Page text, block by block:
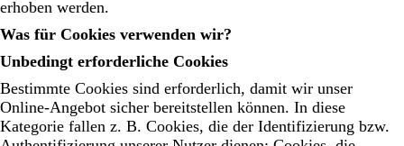
erhoben werden.
Was für Cookies verwenden wir?
Unbedingt erforderliche Cookies
Bestimmte Cookies sind erforderlich, damit wir unser
Online-Angebot sicher bereitstellen können. In diese
Kategorie fallen z. B. Cookies, die der Identifizierung bzw.